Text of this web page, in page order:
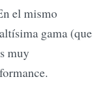
el mismo
gama (que
muy